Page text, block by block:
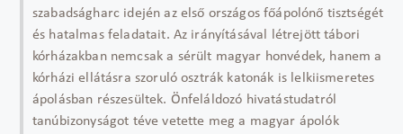
szabadságharc idején az első országos főápolónő tisztségét
és hatalmas feladatait. Az irányításával létrejött tábori
kórházakban nemcsak a sérült magyar honvédek, hanem a
kórházi ellátásra szoruló osztrák katonák is lelkiismeretes
ápolásban részesültek. Önfeláldozó hivatástudatról
tanúbizonyságot téve vetette meg a magyar ápolók